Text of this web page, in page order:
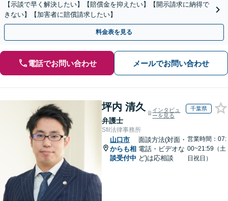
【示談で早く解決したい】【賠償金を抑えたい】【開示請求に納得で
きない】【加害者に賠償請求したい】
料金表を見る
電話でお問い合わせ メールでお問い合わせ
坪内 清久
弁護士
インタビュ
ーを見る
千葉県
Sfil法律事務所
山口市
からも相
談受付中
面談方法(対面・
電話・ビデオな
ど)は応相談
営業時間：07:
00~21:59（土
日祝日）